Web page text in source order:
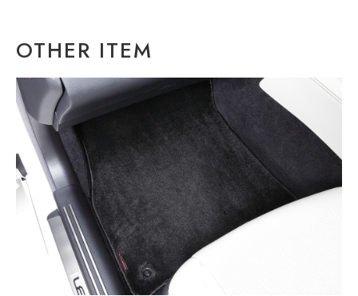
OTHER ITEM